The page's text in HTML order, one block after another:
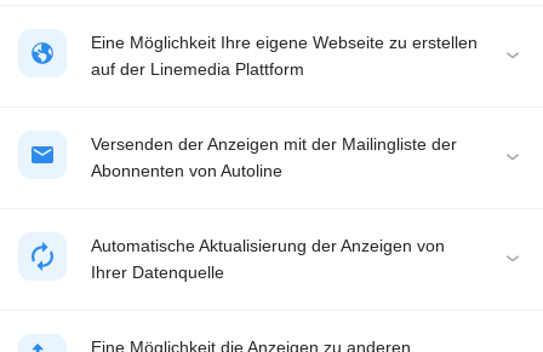
Eine Möglichkeit Ihre eigene Webseite zu erstellen
auf der Linemedia Plattform
Versenden der Anzeigen mit der Mailingliste der
Abonnenten von Autoline
Automatische Aktualisierung der Anzeigen von
Ihrer Datenquelle
Eine Möglichkeit die Anzeigen zu anderen